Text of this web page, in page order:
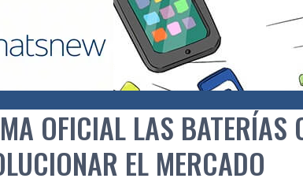
OFICIAL LAS BATERÍ­AS
EL MERCADO